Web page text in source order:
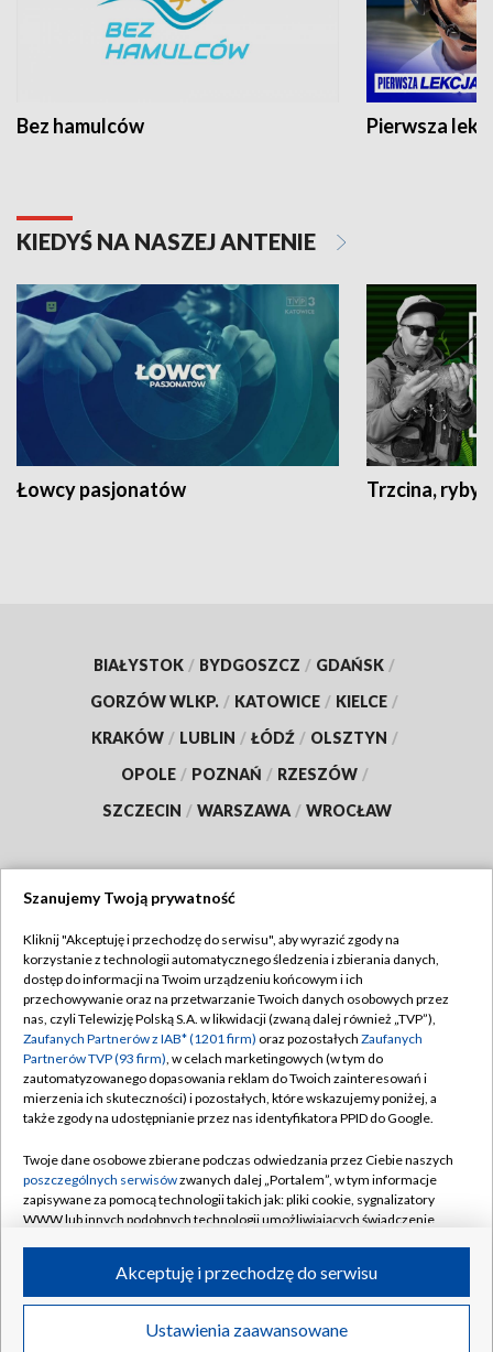
Bez hamulców Pierwsza
KIEDYŚ NA NASZEJ ANTENIE
Łowcy pasjonatów Trzcina, ryby
BIAŁYSTOK / BYDGOSZCZ / GDAŃSK /
GORZÓW WLKP. / KATOWICE / KIELCE /
KRAKÓW / LUBLIN / ŁÓDŹ / OLSZTYN /
OPOLE / POZNAŃ / RZESZÓW /
SZCZECIN / WARSZAWA / WROCŁAW
TVP
Abonament TVP
Emisja w TVP
Centrum informacji TVP
Naziemna Telewizja Cyfrowa
Rada Programowa
System NOS
Informacje o nadawcy
Program dla prasy
Regulamin TVP
Polityka prywatności
Moje zgody
Pomoc
Kontakt
Kanały
©2026 Telewizja Polska S.A. w likwidacji
Szanujemy Twoją prywatność
Kliknij "Akceptuję i przechodzę do serwisu", aby wyrazić zgody na
korzystanie z technologii automatycznego śledzenia i zbierania danych,
dostęp do informacji na Twoim urządzeniu końcowym i ich
przechowywanie oraz na przetwarzanie Twoich danych osobowych przez
nas, czyli Telewizję Polską S.A. w likwidacji (zwaną dalej również „TVP”),
Zaufanych Partnerów z IAB* (1201 firm) oraz pozostałych Zaufanych
Partnerów TVP (93 firm), w celach marketingowych (w tym do
zautomatyzowanego dopasowania reklam do Twoich zainteresowań i
mierzenia ich skuteczności) i pozostałych, które wskazujemy poniżej, a
także zgody na udostępnianie przez nas identyfikatora PPID do Google.
Twoje dane osobowe zbierane podczas odwiedzania przez Ciebie naszych
poszczególnych serwisówzwanych dalej „Portalem”, w tym informacje
zapisywane za pomocą technologii takich jak: pliki cookie, sygnalizatory
WWW lub innych podobnych technologii umożliwiających świadczenie
ruchu w Internecie.
Twoje dane osobowe zbierane podczas odwiedzania przez Ciebie
poszczególnych serwisówna Portalu, takie jak adresy IP, identyfikatory
Ustawienia zaawansowane
Akceptuję i przechodzę do serwisu